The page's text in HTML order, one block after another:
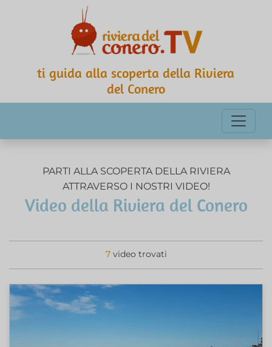
ti guida alla scoperta della Riviera
del Conero
PARTI ALLA SCOPERTA DELLA RIVIERA
ATTRAVERSO I NOSTRI VIDEO!
Video della Riviera del Conero
7video trovati